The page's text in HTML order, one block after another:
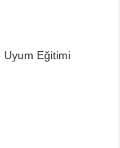
Uyum Eğitimi